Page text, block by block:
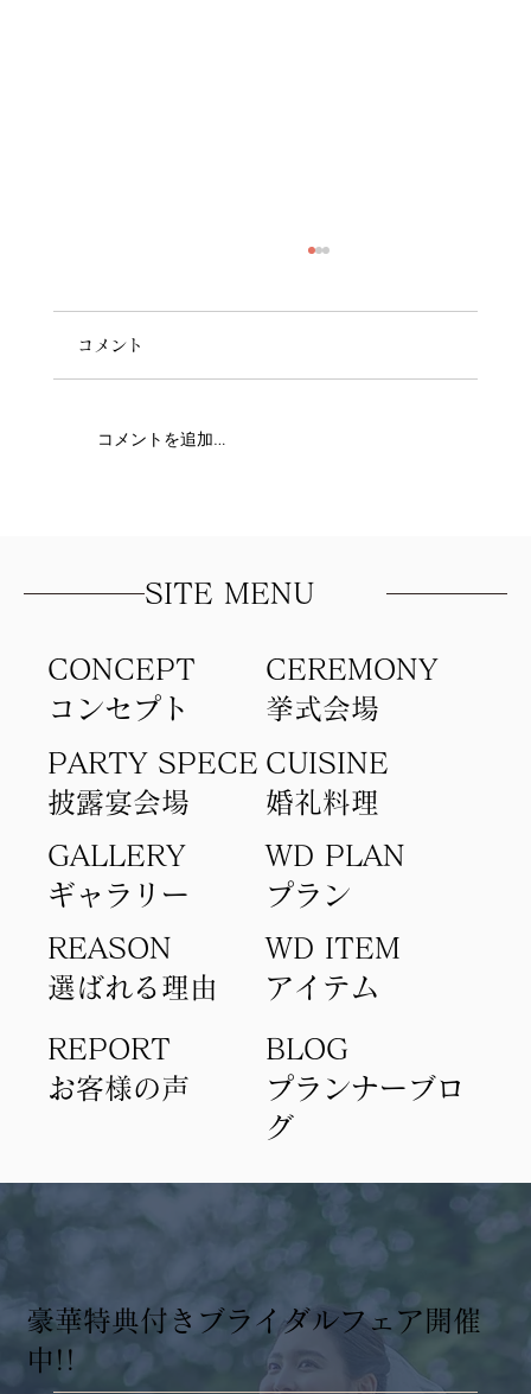
コメント
コメントを追加…
​豪華特典付きブライダルフェア開催
中!!
CONCEPT
コンセプト​
​CEREMONY
​挙式会場
GALLERY
ギャラリー
PARTY SPECE
​披露宴会場
CUISINE
​婚礼料理
​プランナーブロ
グ
BLOG
REPORT
​お客様の声
アイテム​
WD ITEM
選ばれる理由
REASON
​プラン
WD PLAN
SITE MENU